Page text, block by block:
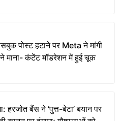
पोस्ट हटाने पर Meta ने मांगी
ने माना- कंटेंट मॉडरेशन में हुई चूक
हरजोत बैंस ने ‘पुत्त-बेटा’ बयान पर